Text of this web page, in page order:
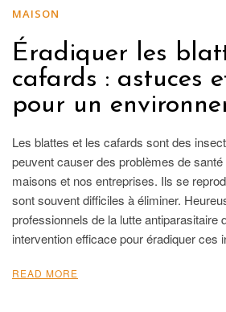
MAISON
Éradiquer les
cafards : astuces
pour un
Les blattes et les cafards sont des
peuvent causer des problèmes de
maisons et nos entreprises. Ils se
sont souvent difficiles à éliminer.
professionnels de la lutte antiparasitaire
intervention efficace pour éradiquer
READ MORE